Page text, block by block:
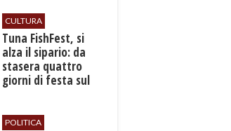
CULTURA
​Tuna FishFest, si
alza il sipario: da
stasera quattro
giorni di festa sul
POLITICA